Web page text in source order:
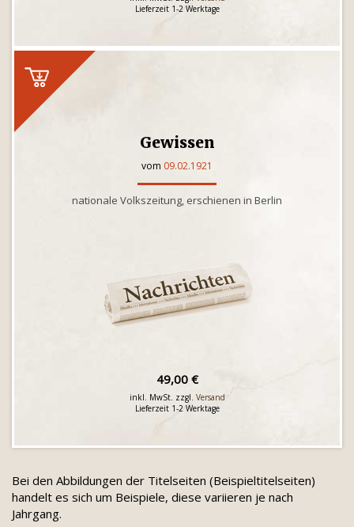
Lieferzeit 1-2 Werktage
Gewissen
vom 09.02.1921
nationale Volkszeitung, erschienen in Berlin
49,00 €
inkl. MwSt. zzgl. Versand
Lieferzeit 1-2 Werktage
Bei den Abbildungen der Titelseiten (Beispieltitelseiten)
handelt es sich um Beispiele, diese variieren je nach
Jahrgang.